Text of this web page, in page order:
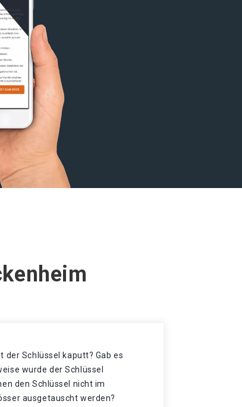
Schlüssel kaputt? Gab es
wurde der Schlüssel
den Schlüssel nicht im
ausgetauscht werden?